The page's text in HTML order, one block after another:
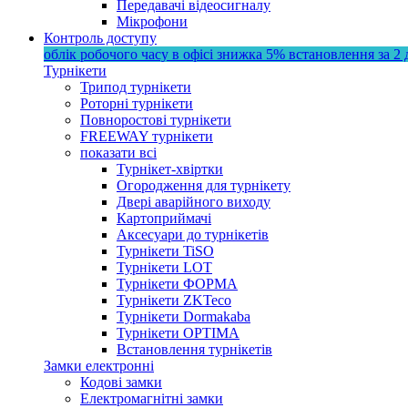
Передавачі відеосигналу
Мікрофони
Контроль доступу
облік робочого часу в офісі знижка 5% встановлення за 2
Турнікети
Трипод турнікети
Роторні турнікети
Повноростові турнікети
FREEWAY турнікети
показати всі
Турнікет-хвіртки
Огородження для турнікету
Двері аварійного виходу
Картоприймачі
Аксесуари до турнікетів
Турнікети TiSO
Турнікети LOT
Турнікети ФОРМА
Турнікети ZKTeco
Турнікети Dormakaba
Турнікети OPTIMA
Встановлення турнікетів
Замки електронні
Кодові замки
Електромагнітні замки